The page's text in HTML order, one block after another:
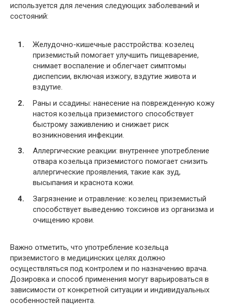
используется для лечения следующих заболеваний и
состояний:
Желудочно-кишечные расстройства: козелец
приземистый помогает улучшить пищеварение,
снимает воспаление и облегчает симптомы
диспепсии, включая изжогу, вздутие живота и
вздутие.
Раны и ссадины: нанесение на поврежденную кожу
настоя козельца приземистого способствует
быстрому заживлению и снижает риск
возникновения инфекции.
Аллергические реакции: внутреннее употребление
отвара козельца приземистого помогает снизить
аллергические проявления, такие как зуд,
высыпания и краснота кожи.
Загрязнение и отравление: козелец приземистый
способствует выведению токсинов из организма и
очищению крови.
Важно отметить, что употребление козельца
приземистого в медицинских целях должно
осуществляться под контролем и по назначению врача.
Дозировка и способ применения могут варьироваться в
зависимости от конкретной ситуации и индивидуальных
особенностей пациента.